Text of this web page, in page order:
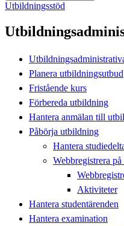
Utbildningsstöd
Planera utbildningsutbud
Fristående kurs
Förbereda utbildning
Hantera anmälan till
Påbörja utbildning
Hantera
Webbregistrera på
Aktiviteter
Hantera studentärenden
Hantera examination